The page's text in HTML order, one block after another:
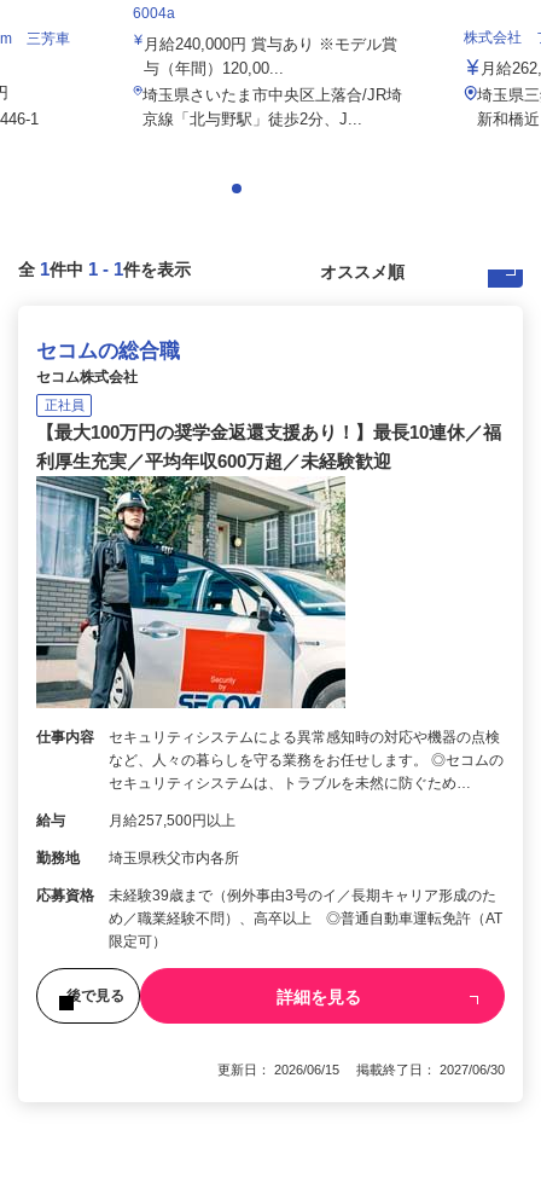
三芳車
1
6004a
月給240,000円 賞与あり ※モデル賞
与（年間）120,00...
埼玉県さいたま市中央区上落合/JR埼
京線「北与野駅」徒歩2分、J...
株式会社
月給
埼玉県
新和橋
全 1件中 1 - 1件を表示
セコムの総合職
セコム株式会社
正社員
【最大100万円の奨学金返還支援あり！】最長10連休／福
利厚生充実／平均年収600万超／未経験歓迎
仕事内容
セキュリティシステムによる異常感知時の対応や機器の点検
など、人々の暮らしを守る業務をお任せします。 ◎セコムの
セキュリティシステムは、トラブルを未然に防ぐため…
給与 月給257,500円以上
勤務地 埼玉県秩父市内各所
応募資格
未経験39歳まで（例外事由3号のイ／長期キャリア形成のた
め／職業経験不問）、高卒以上 ◎普通自動車運転免許（AT
限定可）
後で見る 詳細を見る
更新日： 2026/06/15 掲載終了日： 2027/06/30